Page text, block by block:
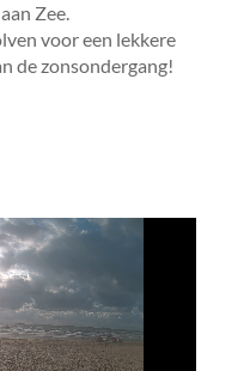
Zee.
voor een lekkere
de zonsondergang!